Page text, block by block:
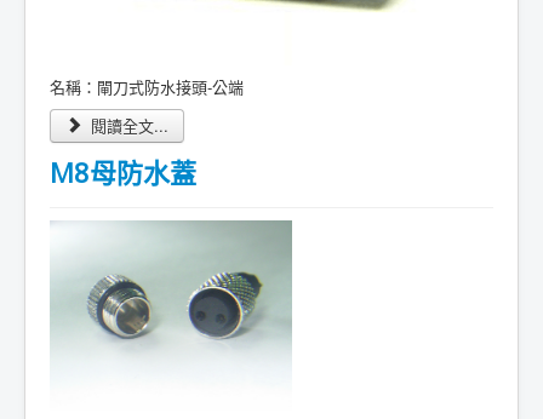
名稱：閘刀式防水接頭-公端
閱讀全文...
M8母防水蓋